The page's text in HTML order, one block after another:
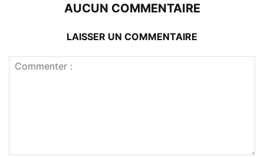
AUCUN COMMENTAIRE
LAISSER UN COMMENTAIRE